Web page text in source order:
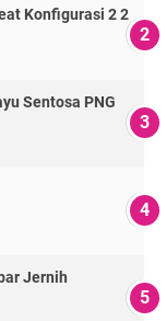
Konfigurasi 2 2
Sentosa PNG
Jernih